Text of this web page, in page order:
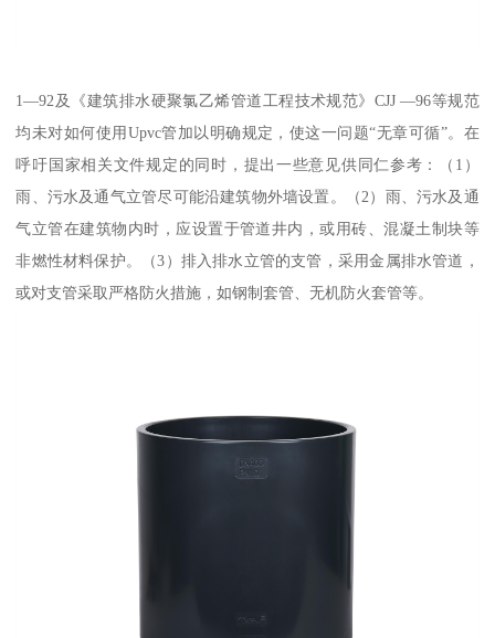
1—92及《建筑排水硬聚氯乙烯管道工程技术规范》CJJ —96等规范
均未对如何使用Upvc管加以明确规定，使这一问题“无章可循”。在
呼吁国家相关文件规定的同时，提出一些意见供同仁参考：（1）
雨、污水及通气立管尽可能沿建筑物外墙设置。（2）雨、污水及通
气立管在建筑物内时，应设置于管道井内，或用砖、混凝土制块等
非燃性材料保护。（3）排入排水立管的支管，采用金属排水管道，
或对支管采取严格防火措施，如钢制套管、无机防火套管等。